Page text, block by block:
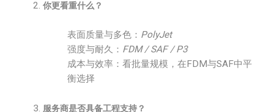
你更看重什么？
表面质量与多色： PolyJet
强度与耐久： FDM / SAF / P3
成本与效率：看批量规模，在FDM与SAF中平
衡选择
服务商是否具备工程支持？